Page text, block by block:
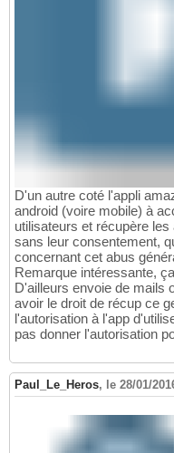
D'un autre coté l'appli
android (voire mobile) à
utilisateurs et récupère
sans leur consentement,
concernant cet abus
Remarque intéressante,
D'ailleurs envoie de mails
avoir le droit de récup ce
l'autorisation à l'app
pas donner l'autorisation
Paul_Le_Heros, le 28/01/